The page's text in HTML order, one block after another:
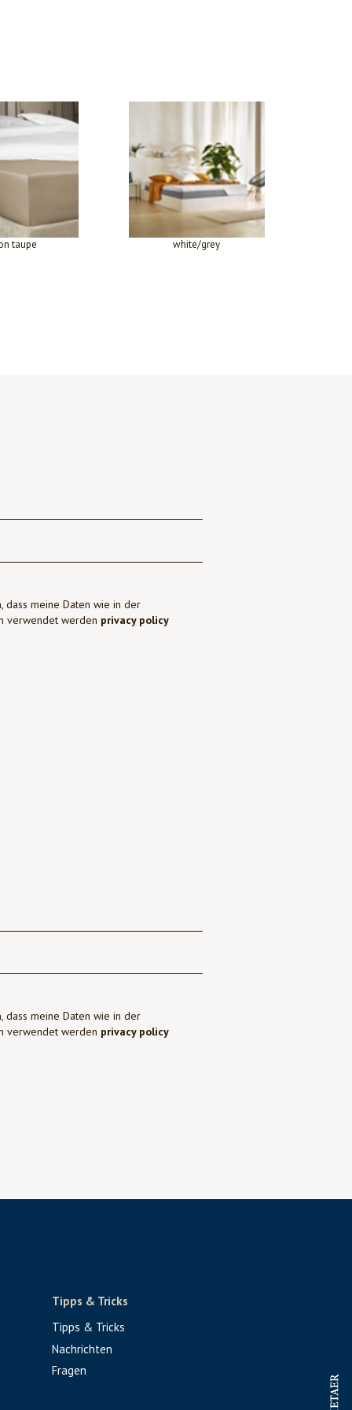
taupe white/grey
dass meine Daten wie in der
verwendet werden privacy policy
dass meine Daten wie in der
verwendet werden privacy policy
Tipps & Tricks
Tipps & Tricks
Nachrichten
Fragen